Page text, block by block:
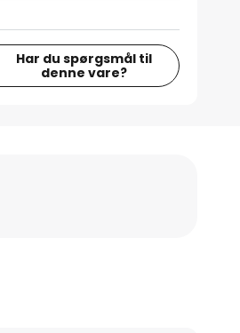
Har du spørgsmål til
denne vare?